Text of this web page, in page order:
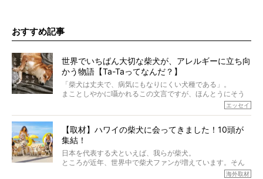
おすすめ記事
世界でいちばん大切な柴犬が、アレルギーに立ち向
かう物語【Ta-Taってなんだ？】
「柴犬は丈夫で、病気にもなりにくい犬種である」。
まことしやかに囁かれるこの文言ですが、ほんとうにそう
でも、いざそれぞれの個体を見ていくと、丈夫で病気にも
なりにくい、とは言えないような気もするのです。
実際に「病気にならない」などということはないし、飼い
主はそのためにやるべきことがある。
今回は、柴犬に関わる方たちすべてに読んで欲しい、ある
エッセイ
【取材】ハワイの柴犬に会ってきました！10頭が
集結！
日本を代表する犬といえば、我らが柴犬。
ところが近年、世界中で柴犬ファンが増えています。そん
な中「柴犬ライフ」が目をつけたのは、南の楽園ハワイ。
海外取材